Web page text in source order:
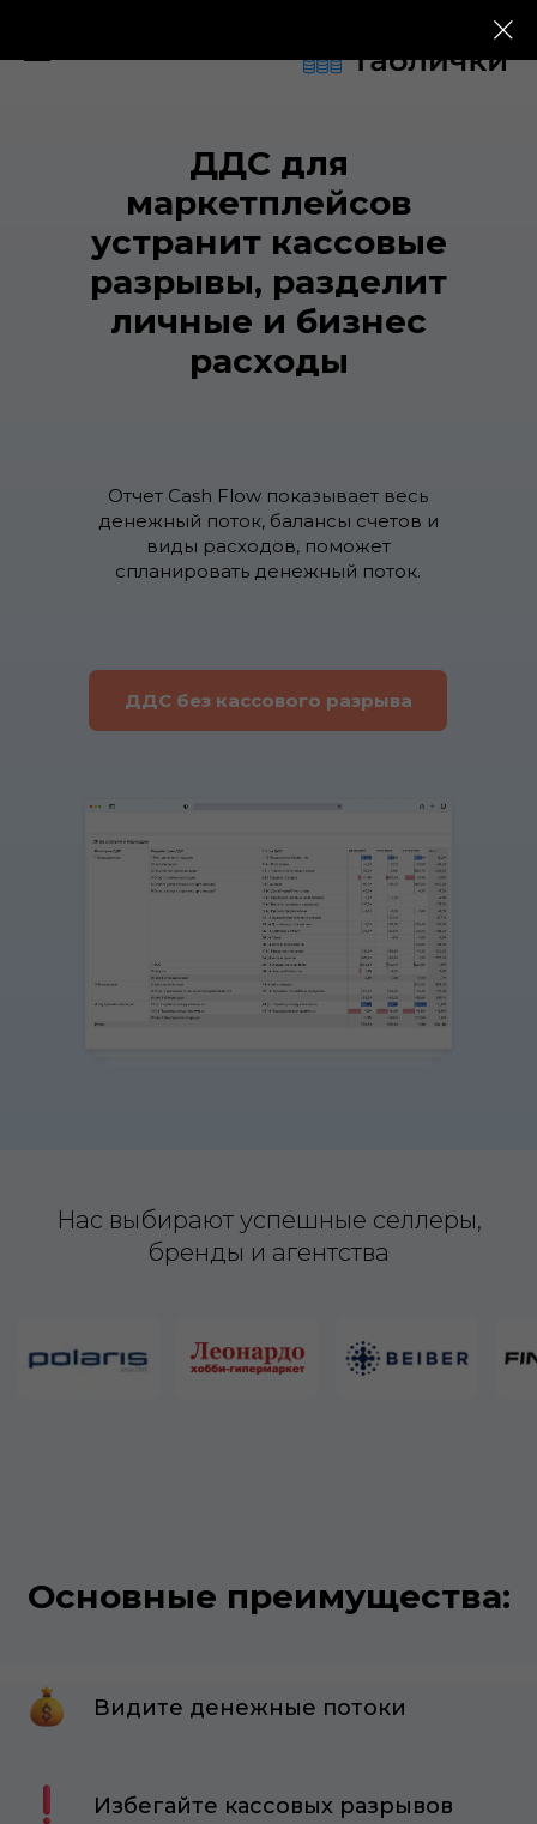
ДДС для
маркетплейсов
устранит кассовые
разрывы, разделит
личные и бизнес
расходы
Отчет Cash Flow показывает весь
денежный поток, балансы счетов и
виды расходов, поможет
спланировать денежный поток.
ДДС без кассового разрыва
Нас выбирают успешные селлеры,
бренды и агентства
Основные преимущества:
Видите денежные потоки
Избегайте кассовых разрывов